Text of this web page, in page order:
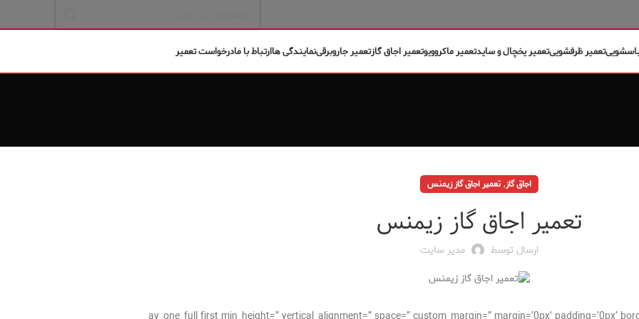
تعمیر ظرفشوییتعمیر یخچال و سایدتعمیر ماکروویوتعمیر اجاق گازتعمیر جاروبرقینمایندگی هاارتباط با مادرخواست تعمیر
اجاق گاز, تعمیر اجاق گاز زیمنس
تعمیر اجاق گاز زیمنس
ارسال توسط مدیر سایت